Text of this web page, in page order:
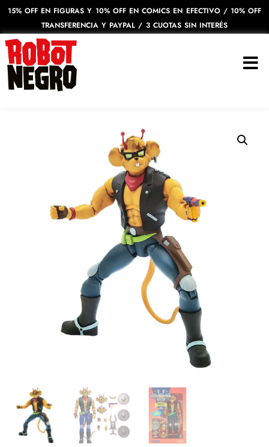
15% OFF EN FIGURAS Y 10% OFF EN COMICS EN EFECTIVO / 10% OFF
TRANSFERENCIA Y PAYPAL / 3 CUOTAS SIN INTERÉS